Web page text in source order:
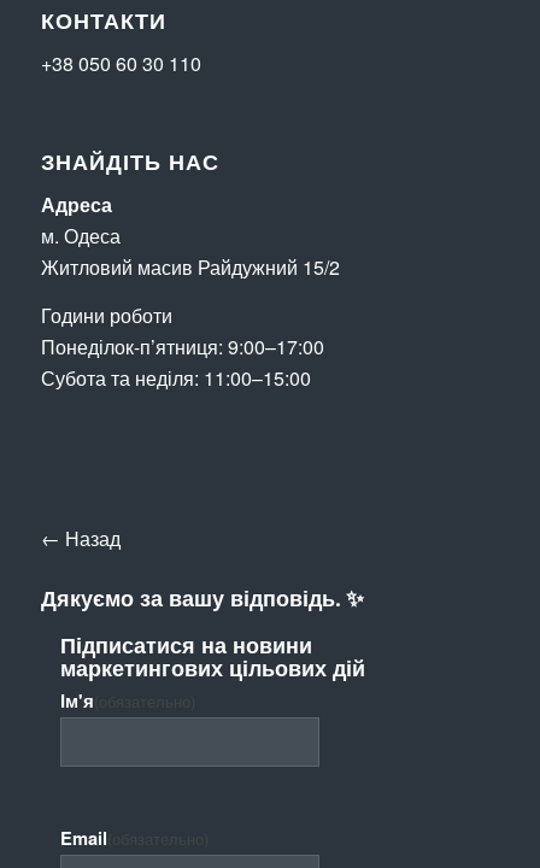
КОНТАКТИ
+38 050 60 30 110
ЗНАЙДІТЬ НАС
Адреса
м. Одеса
Житловий масив Райдужний 15/2
Години роботи
Понеділок-п’ятниця: 9:00–17:00
Субота та неділя: 11:00–15:00
← Назад
Дякуємо за вашу відповідь. ✨
Підписатися на новини
маркетингових цільових дій
Ім'я(обязательно)
Email(обязательно)